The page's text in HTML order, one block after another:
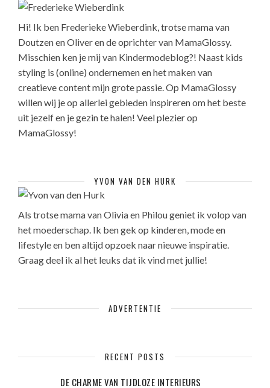
Hi! Ik ben Frederieke Wieberdink, trotse mama van
Doutzen en Oliver en de oprichter van MamaGlossy.
Misschien ken je mij van Kindermodeblog?! Naast kids
styling is (online) ondernemen en het maken van
creatieve content mijn grote passie. Op MamaGlossy
willen wij je op allerlei gebieden inspireren om het beste
uit jezelf en je gezin te halen! Veel plezier op
MamaGlossy!
YVON VAN DEN HURK
Als trotse mama van Olivia en Philou geniet ik volop van
het moederschap. Ik ben gek op kinderen, mode en
lifestyle en ben altijd opzoek naar nieuwe inspiratie.
Graag deel ik al het leuks dat ik vind met jullie!
ADVERTENTIE
RECENT POSTS
DE CHARME VAN TIJDLOZE INTERIEURS